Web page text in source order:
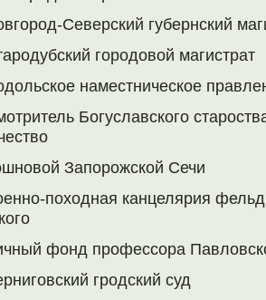
Северский губернский
городовой магистрат
наместническое
Богуславского
Запорожской Сечи
походная канцелярия
фонд профессора
гродский суд